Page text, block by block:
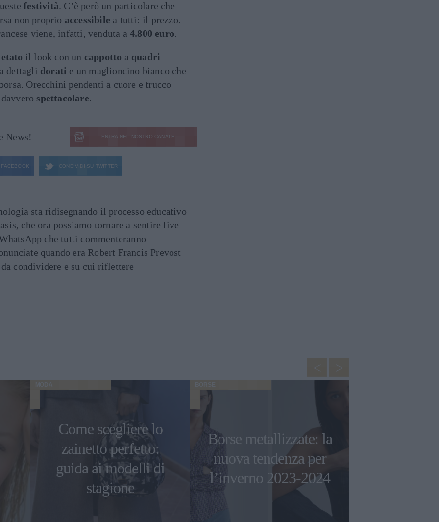
festività. C’è però un particolare che
non proprio accessibile a tutti: il prezzo.
viene, infatti, venduta a4.800 euro.
il look con un cappotto a quadri
dettagli dorati e un maglioncino bianco che
Orecchini pendenti a cuore e trucco
spettacolare.
News! ENTRA NEL NOSTRO CANALE
FACEBOOK CONDIVIDI SU TWITTER
sta ridisegnando il processo educativo
che ora possiamo tornare a sentire live
che tutti commenteranno
quando era Robert Francis Prevost
condividere e su cui riflettere
MODA
Come scegliere lo
zainetto perfetto:
guida ai modelli di
stagione
BORSE
Borse metallizzate: la
nuova tendenza per
l’inverno 2023-2024